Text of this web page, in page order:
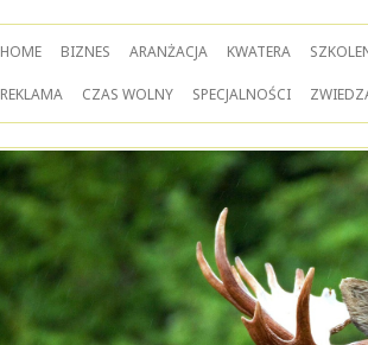
HOME BIZNES ARANŻACJA KWATERA
REKLAMA CZAS WOLNY SPECJALNOŚCI